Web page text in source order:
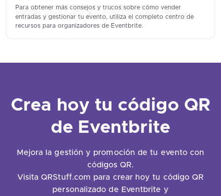
Para obtener más consejos y trucos sobre cómo vender
entradas y gestionar tu evento, utiliza el completo centro de
recursos para organizadores de Eventbrite.
Crea hoy tu código QR
de Eventbrite
Mejora la gestión y promoción de tu evento con
códigos QR.
Visita QRStuff.com para crear hoy tu código QR
personalizado de Eventbrite y